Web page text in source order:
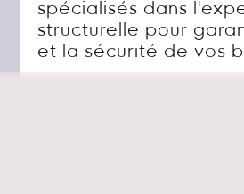
spécialisés dans
structurelle pour
et la sécurité de vos